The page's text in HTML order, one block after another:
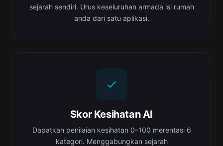
sejarah sendiri. Urus keseluruhan armada isi rumah
anda dari satu aplikasi.
Skor Kesihatan AI
Dapatkan penilaian kesihatan 0–100 merentasi 6
kategori. Menggabungkan sejarah